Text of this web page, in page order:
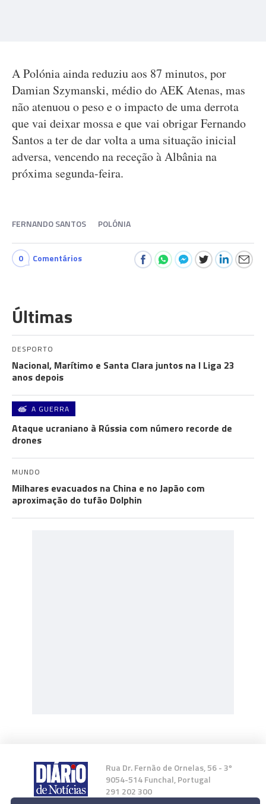
A Polónia ainda reduziu aos 87 minutos, por
Damian Szymanski, médio do AEK Atenas, mas
não atenuou o peso e o impacto de uma derrota
que vai deixar mossa e que vai obrigar Fernando
Santos a ter de dar volta a uma situação inicial
adversa, vencendo na receção à Albânia na
próxima segunda-feira.
FERNANDO SANTOS POLÓNIA
0 Comentários
Últimas
DESPORTO
Nacional, Marítimo e Santa Clara juntos na I Liga 23
anos depois
A GUERRA
Ataque ucraniano à Rússia com número recorde de
drones
MUNDO
Milhares evacuados na China e no Japão com
aproximação do tufão Dolphin
Rua Dr. Fernão de Ornelas, 56 - 3º
9054-514 Funchal, Portugal
291 202 300